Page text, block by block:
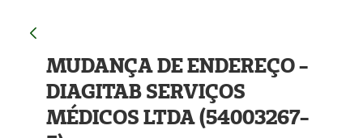
MUDANÇA DE ENDEREÇO -
DIAGITAB SERVIÇOS
MÉDICOS LTDA (54003267-